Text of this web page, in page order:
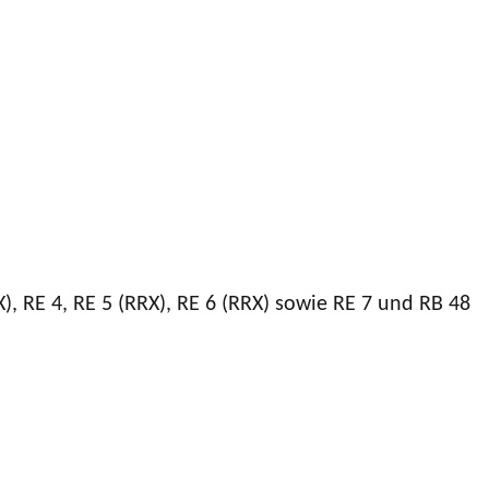
RE 4, RE 5 (RRX), RE 6 (RRX) sowie RE 7 und RB 48